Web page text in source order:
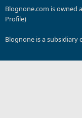
Blognone.com is owned
Profile)
Blognone is a subsidiary